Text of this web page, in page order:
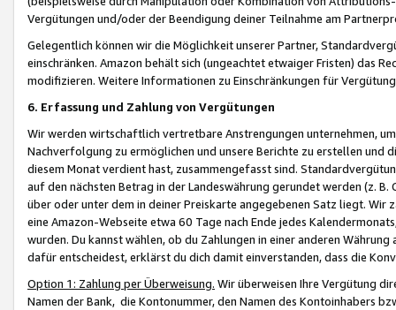
Vergütungen und/oder der Beendigung deiner Teilnahme am
Gelegentlich können wir die Möglichkeit unserer Partner,
einschränken. Amazon behält sich (ungeachtet etwaiger Fristen) das
modifizieren. Weitere Informationen zu Einschränkungen für
6. Erfassung und Zahlung von Vergütungen
Wir werden wirtschaftlich vertretbare Anstrengungen unternehmen,
Nachverfolgung zu ermöglichen und unsere Berichte zu erstellen und
diesem Monat verdient hast, zusammengefasst sind.
auf den nächsten Betrag in der Landeswährung gerundet werden (z.
über oder unter dem in deiner Preiskarte angegebenen Satz liegt.
eine Amazon-Webseite etwa 60 Tage nach Ende jedes
wurden. Du kannst wählen, ob du Zahlungen in einer anderen
dafür entscheidest, erklärst du dich damit einverstanden, dass die
Option 1: Zahlung per Überweisung. Wir überweisen Ihre Vergütung
Namen der Bank, die Kontonummer, den Namen des Kontoinhabers